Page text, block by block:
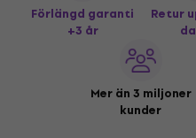
Förlängd garanti
+3 år
Retur
Mer än 3 miljoner
kunder